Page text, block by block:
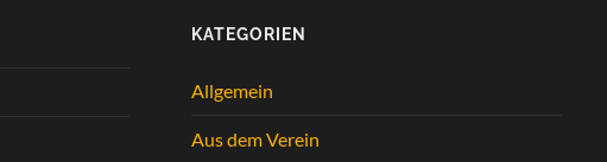
KATEGORIEN
Allgemein
Aus dem Verein